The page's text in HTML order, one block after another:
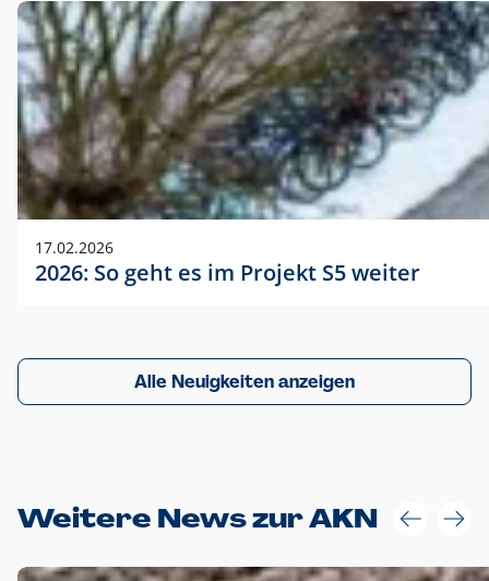
17.02.2026
2026: So geht es im Projekt S5 weiter
Alle Neuigkeiten anzeigen
Weitere News zur AKN